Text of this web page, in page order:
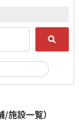
施設一覧）